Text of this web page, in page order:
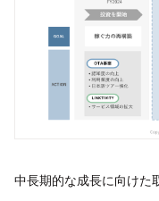
中長期的な成長に向けた